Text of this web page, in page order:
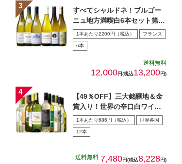
すべてシャルドネ！ブルゴー
ニュ地方満喫白6本セット第5
弾1本あたり2200円（税込） フランス
6本
送料無料
12,000円(税込13,200円)
【49％OFF】三大銘醸地＆金
賞入り！世界の辛口白ワイン
１２本セット第７０弾
1本あたり686円（税込） 世界各国
12本
送料無料 7,480円(税込8,228円)